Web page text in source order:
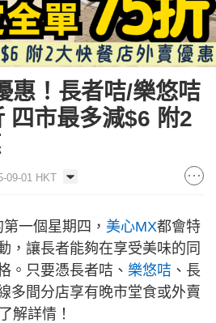
惠！長者咭/樂悠咭
四市最多減$6 附2
09-01 HKT
一個星期四， 美心MX都會特
，讓長者能夠在享受美味的同
。只要憑長者咭、 樂悠咭 、長
多間分店享有晚市堂食或外賣
解詳情！